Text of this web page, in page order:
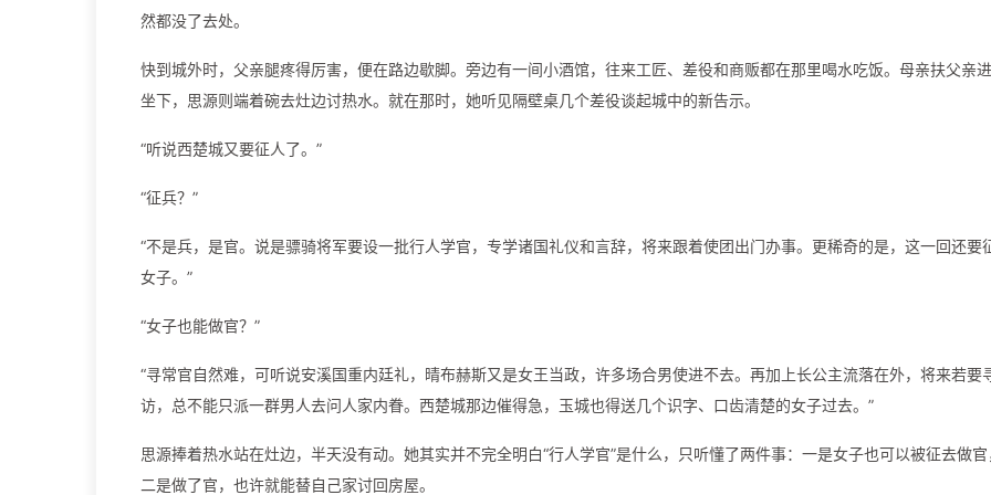
然都没了去处。
快到城外时，父亲腿疼得厉害，便在路边歇脚。旁边有一间小酒馆，往来工匠、差役和商贩都在那里喝水吃饭。母亲扶父亲
坐下，思源则端着碗去灶边讨热水。就在那时，她听见隔壁桌几个差役谈起城中的新告示。
“听说西楚城又要征人了。”
“征兵？”
“不是兵，是官。说是骠骑将军要设一批行人学官，专学诸国礼仪和言辞，将来跟着使团出门办事。更稀奇的是，这一回还要
女子。”
“女子也能做官？”
“寻常官自然难，可听说安溪国重内廷礼，晴布赫斯又是女王当政，许多场合男使进不去。再加上长公主流落在外，将来若要
访，总不能只派一群男人去问人家内眷。西楚城那边催得急，玉城也得送几个识字、口齿清楚的女子过去。”
思源捧着热水站在灶边，半天没有动。她其实并不完全明白“行人学官”是什么，只听懂了两件事：一是女子也可以被征去做官
二是做了官，也许就能替自己家讨回房屋。